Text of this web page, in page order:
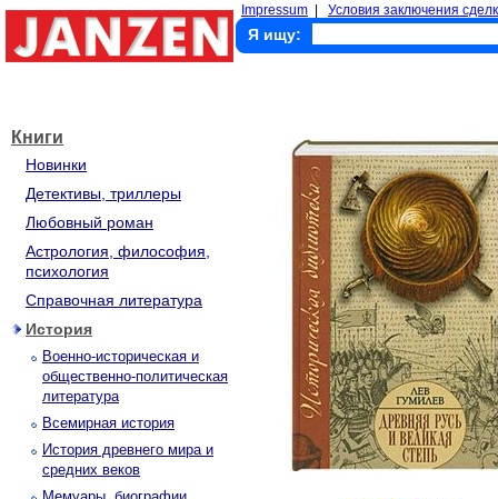
Impressum Условия заключения
Я ищу:
Книги
Новинки
Детективы, триллеры
Любовный роман
Астрология, философия,
психология
Справочная литература
История
Военно-историческая и
общественно-политическая
литература
Всемирная история
История древнего мира и
средних веков